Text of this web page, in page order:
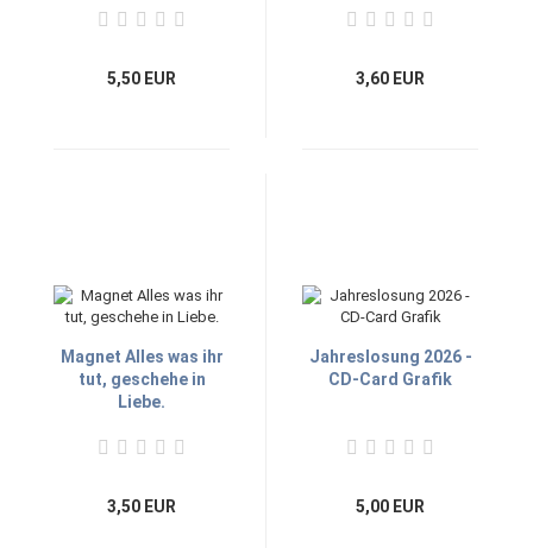
5,50 EUR 3,60 EUR
Magnet Alles was ihr
tut, geschehe in
Liebe.
3,50 EUR
Jahreslosung 2026 -
CD-Card Grafik
5,00 EUR